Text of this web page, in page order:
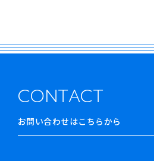
CONTACT
お問い合わせはこちらから